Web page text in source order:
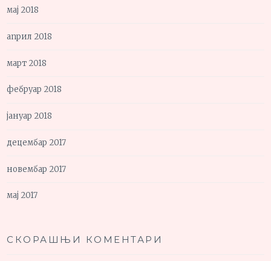
мај 2018
април 2018
март 2018
фебруар 2018
јануар 2018
децембар 2017
новембар 2017
мај 2017
СКОРАШЊИ КОМЕНТАРИ